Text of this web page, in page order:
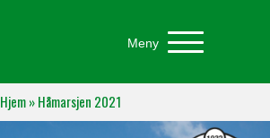
Meny
Hjem»Håmarsjen 2021